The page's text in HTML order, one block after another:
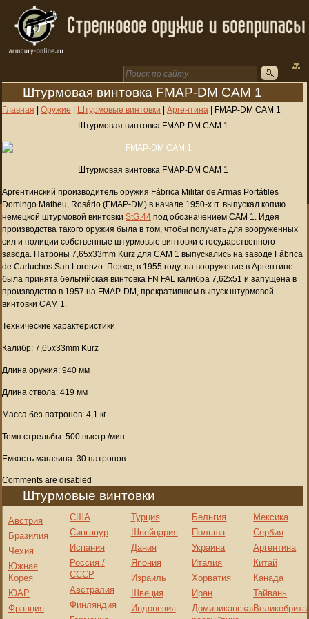
Штурмовая винтовка FMAP-DM CAM 1
Главная | Оружие | Штурмовые винтовки | Аргентина | FMAP-DM CAM 1
Штурмовая винтовка FMAP-DM CAM 1
Штурмовая винтовка FMAP-DM CAM 1
Аргентинский производитель оружия Fábrica Militar de Armas Portátiles
Domingo Matheu, Rosário (FMAP-DM) в начале 1950-х гг. выпускал копию
немецкой штурмовой винтовки StG.44 под обозначением CAM 1. Идея
производства такого оружия была в том, чтобы получать для вооруженных
сил и полиции собственные штурмовые винтовки с государственного
завода. Патроны 7,65х33mm Kurz для CAM 1 выпускались на заводе Fábrica
de Cartuchos San Lorenzo. Позже, в 1955 году, на вооружение в Аргентине
была принята бельгийская винтовка FN FAL калибра 7,62х51 и запущена в
производство в 1957 на FMAP-DM, прекратившем выпуск штурмовой
винтовки CAM 1.
Технические характеристики
Калибр: 7,65х33mm Kurz
Длина оружия: 940 мм
Длина ствола: 419 мм
Масса без патронов: 4,1 кг.
Темп стрельбы: 500 выстр./мин
Емкость магазина: 30 патронов
Comments are disabled
Штурмовые винтовки
Австрия
Бразилия
Чехия
Южная
Корея
ЮАР
Франция
США
Сингапур
Испания
Россия /
СССР
Австралия
Финляндия
Турция
Швейцария
Дания
Япония
Израиль
Швеция
Индонезия
Бельгия
Польша
Украина
Италия
Хорватия
Иран
Доминиканская
Мексика
Сербия
Аргентина
Китай
Канада
Тайвань